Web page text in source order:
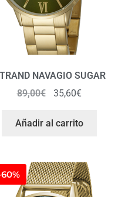
NAVAGIO SUGAR
89,00€ 35,60€
Añadir al carrito